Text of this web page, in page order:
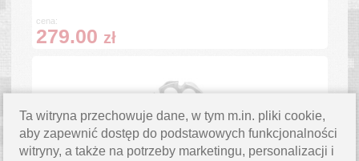
cena:
279.00 zł
Ta witryna przechowuje dane, w tym m.in. pliki cookie,
aby zapewnić dostęp do podstawowych funkcjonalności
witryny, a także na potrzeby marketingu, personalizacji i